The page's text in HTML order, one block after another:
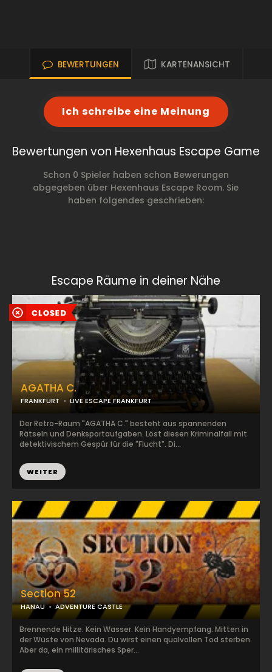
BEWERTUNGEN KARTENANSICHT
Ich schreibe eine Meinung
Bewertungen von Hexenhaus Escape Game
Schon 0 Spieler haben schon Bewerungen
abgegeben über Hexenhaus Escape Room. Sie
haben folgendes geschrieben:
Escape Räume in deiner Nähe
Section 52
HANAU ADVENTURE CASTLE
Brennende Hitze. Kein Wasser. Kein Handyempfang. Mitten in
der Wüste von Nevada. Du wirst einen qualvollen Tod sterben.
Aber da, ein millitärisches Sper...
AGATHA C.
FRANKFURT LIVE ESCAPE FRANKFURT
Der Retro-Raum "AGATHA C." besteht aus spannenden
Rätseln und Denksportaufgaben. Löst diesen Kriminalfall mit
detektivischem Gespür für die "Flucht". Di...
WEITER